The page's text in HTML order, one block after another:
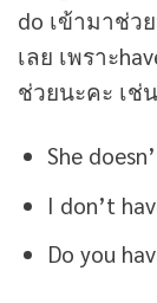
do เข้ามาช่ว
เลย เพราะ
ช่วยนะคะ เช่น
She
I don’t
Do you